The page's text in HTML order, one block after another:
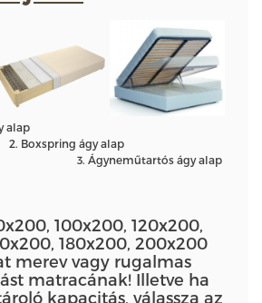
ágy alap
ágy alap
ágy alap
100x200, 120x200,
180x200, 200x200
merev vagy rugalmas
matracának! Illetve ha
kapacitás, válassza az